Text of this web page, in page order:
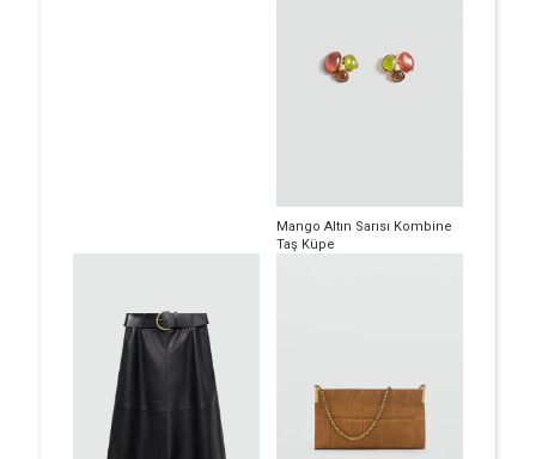
Mango Altın Sarısı Kombine
Taş Küpe